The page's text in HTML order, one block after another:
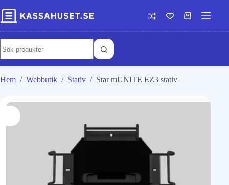
Hem / Webbutik / Stativ / Star mUNITE EZ3 stativ